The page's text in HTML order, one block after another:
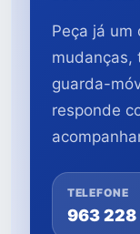
Peça já um
mudanças,
guarda-
responde
TELEFONE
963 228